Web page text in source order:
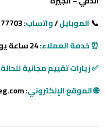
📞 الموبايل/واتساب: 01001177703
⏰ خدمة العملاء: 24 ساعة يوميًا
✅ زيارات تقييم مجانية للحالة
🌐الموقعالإلكتروني: https://mercycare-eg.com